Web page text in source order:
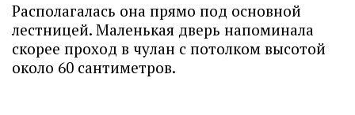
Располагалась она прямо под основной
лестницей. Маленькая дверь напоминала
скорее проход в чулан с потолком высотой
около 60 сантиметров.